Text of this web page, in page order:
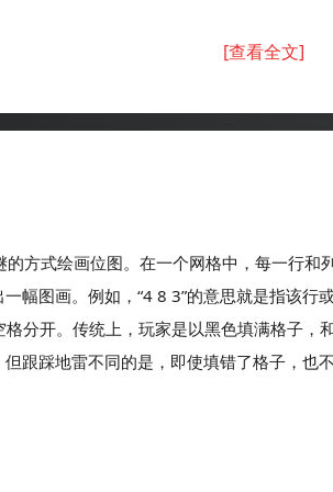
[查看全文]
方式绘画位图。在一个网格中，每一行和
幅图画。例如，“4 8 3”的意思就是指该行
分开。传统上，玩家是以黑色填满格子，
跟踩地雷不同的是，即使填错了格子，也